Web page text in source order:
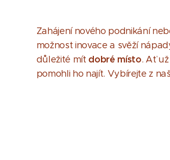
Zahájení nového podnikání
možnost inovace a svěží
důležité mítdobré místo. Ať
pomohli ho najít. Vybírejte z